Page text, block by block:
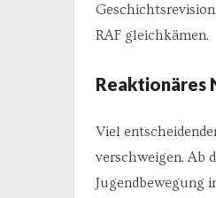
RAF gleichkämen.
Reaktionäres
Viel
verschweigen. Ab
Jugendbewegung